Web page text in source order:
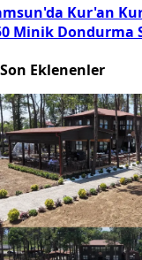
Kur'an
Minik Dondurma
Son Eklenenler